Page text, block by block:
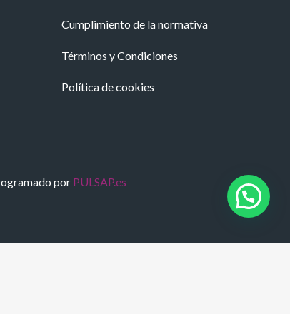
Cumplimiento de la normativa
Términos y Condiciones
Política de cookies
por PULSAP.es